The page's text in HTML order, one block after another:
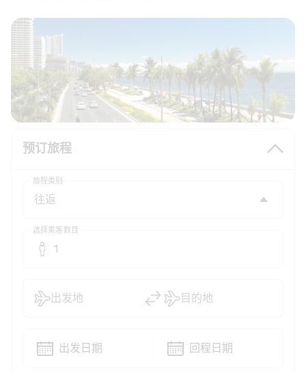
预订旅程
旅程类别
选择乘客数目
1
出发地 目的地
出发日期 回程日期